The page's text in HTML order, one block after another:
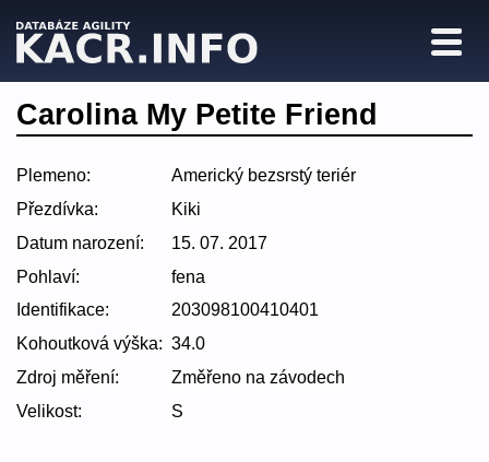
Carolina My Petite Friend
Plemeno:
Americký bezsrstý teriér
Přezdívka:
Kiki
Datum narození:
15. 07. 2017
Pohlaví:
fena
Identifikace:
203098100410401
Kohoutková výška: 34.0
Zdroj měření:
Změřeno na závodech
Velikost:
S